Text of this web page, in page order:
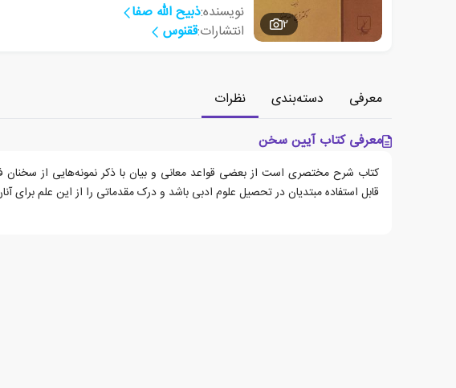
2
نویسنده:ذبیح الله صفا
انتشارات:ققنوس
معرفی دسته‌بندی
نظرات
معرفی کتاب آیین سخن
کتاب‌ شرح‌ مختصری‌ است‌ از بعضی‌ قواعد معانی‌ و بیان‌ با ذکر نمونه‌هایی‌ از سخنان‌
قابل‌ استفاده‌ مبتدیان‌ در تحصیل‌ علوم‌ ادبی‌ باشد و درک‌ مقدماتی‌ را از این‌ علم‌ برای‌